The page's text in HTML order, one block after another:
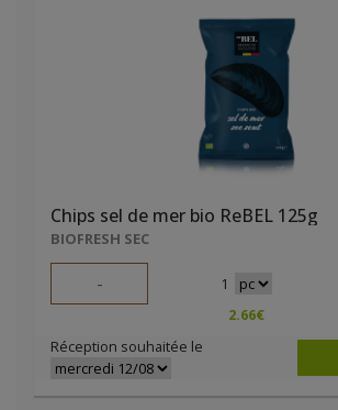
Chips sel de mer bio ReBEL 125g
BIOFRESH SEC
- 1
2.66€
Réception souhaitée le